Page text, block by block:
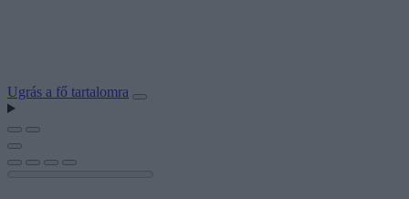
Ugrás a fő tartalomra